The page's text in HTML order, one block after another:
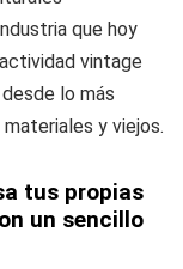
que hoy
vintage
lo más
y viejos.
tus propias
un sencillo